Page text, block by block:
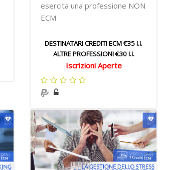
esercita una professione NON
ECM
DESTINATARI CREDITI ECM €35 I.I.
ALTRE PROFESSIONI €30 I.I.
Iscrizioni Aperte